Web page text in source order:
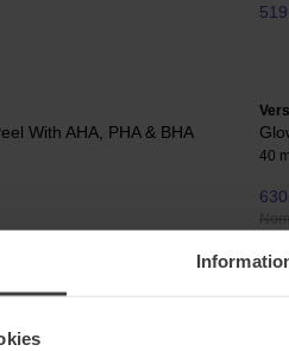
With AHA, PHA & BHA
40 ml